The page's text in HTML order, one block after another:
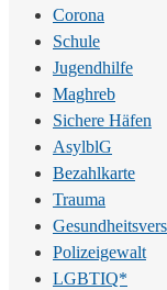
Corona
Schule
Jugendhilfe
Maghreb
Sichere Häfen
AsylblG
Bezahlkarte
Trauma
Polizeigewalt
LGBTIQ*